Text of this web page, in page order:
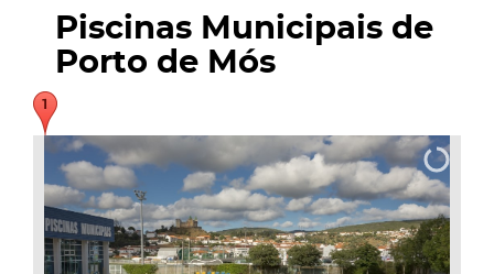
Piscinas Municipais de
Porto de Mós